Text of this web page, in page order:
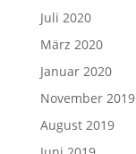
Juli 2020
März 2020
Januar 2020
November 2019
August 2019